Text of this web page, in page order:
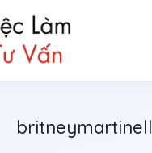
britneymartinell